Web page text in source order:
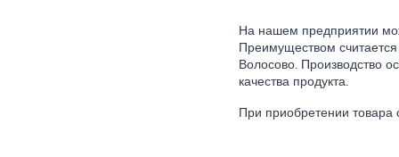
На нашем предприятии
Преимуществом
Волосово. Производство
качества продукта.
При приобретении